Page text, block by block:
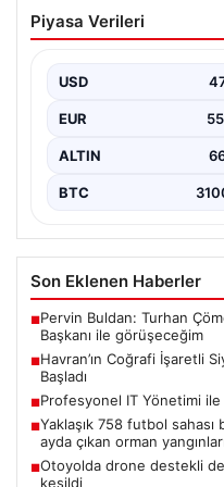
İncirinde Hasat
almış siyah incirlerin
Piyasa Verileri
USD
EUR
ALTIN
BTC
Son Eklenen Haberler
■Pervin Buldan: Turhan
Başkanı ile görüşeceğim
■Havran’ın Coğrafi İşaretli
Başladı
■Profesyonel IT Yönetimi
■Yaklaşık 758 futbol
ayda çıkan orman
■Otoyolda drone destekli
kesildi